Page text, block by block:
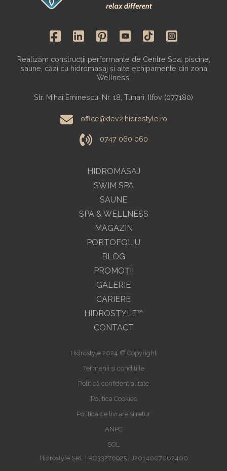
HIDROMASAJ
SWIM SPA
SAUNE
SPA & WELLNESS
MAGAZIN
Realizăm construcții performante de Centre Spa: piscine,
saune, căzi cu hidromasaj și alte echipamente din zona
Wellness.
Str. Mihai Eminescu, Nr. 18, Tunari, Ilfov (077180)
office@dev2.hidrostyle.ro
0747 060 060
PORTOFOLIU
BLOG
PROMOŢII
GALERIE
CARIERE
HIDROSTYLE™
CONTACT
Hidrostyle 2024 © Copyright
Termenii și condițiile
Politică confidențialitate
Politica Cookies
Politica de livrare si retur
ANPC
SOL
Hidrostyle SRL | RO33276925 | J2014007062400